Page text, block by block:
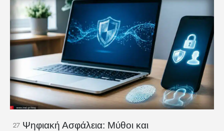
27 Ψηφιακή Ασφάλεια: Μύθοι και